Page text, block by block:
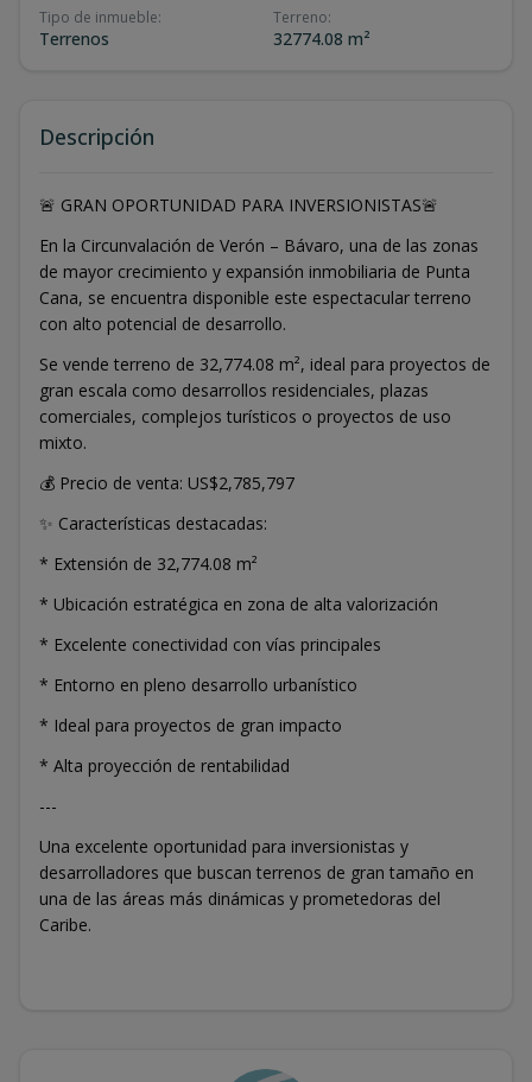
Tipo de inmueble:
Terrenos
Terreno:
32774.08 m²
Descripción
🚨 GRAN OPORTUNIDAD PARA INVERSIONISTAS🚨
En la Circunvalación de Verón – Bávaro, una de las zonas
de mayor crecimiento y expansión inmobiliaria de Punta
Cana, se encuentra disponible este espectacular terreno
con alto potencial de desarrollo.
Se vende terreno de 32,774.08 m², ideal para proyectos de
gran escala como desarrollos residenciales, plazas
comerciales, complejos turísticos o proyectos de uso
mixto.
💰 Precio de venta: US$2,785,797
✨ Características destacadas:
* Extensión de 32,774.08 m²
* Ubicación estratégica en zona de alta valorización
* Excelente conectividad con vías principales
* Entorno en pleno desarrollo urbanístico
* Ideal para proyectos de gran impacto
* Alta proyección de rentabilidad
---
Una excelente oportunidad para inversionistas y
desarrolladores que buscan terrenos de gran tamaño en
una de las áreas más dinámicas y prometedoras del
Caribe.